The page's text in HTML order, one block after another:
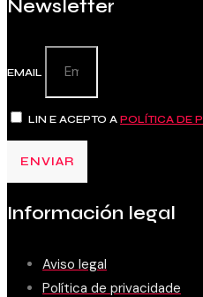
Newsletter
EMAIL
LIN E ACEPTO A POLÍTICA DE
ENVIAR
Información legal
Aviso legal
Política de privacidade